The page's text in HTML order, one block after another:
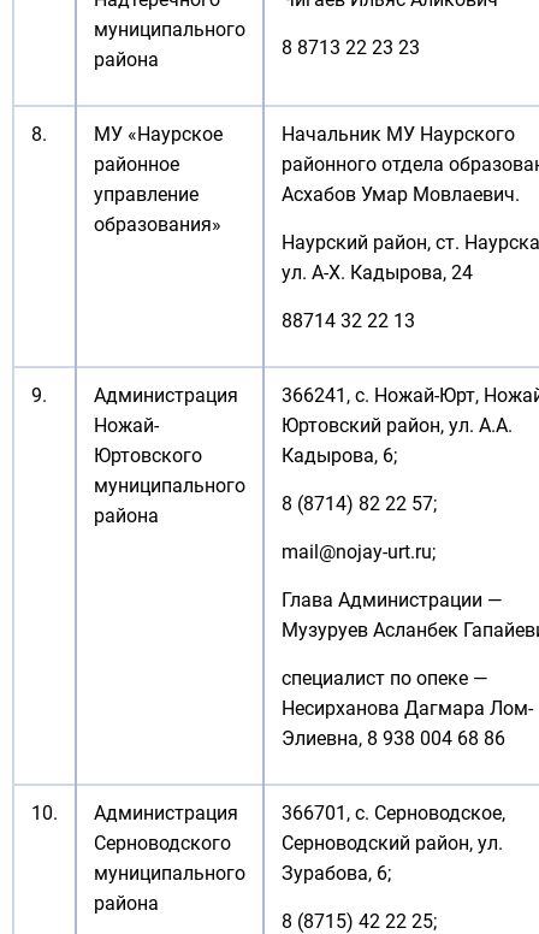
муниципального
района
8 8713 22 23 23
8.
МУ «Наурское
районное
управление
образования»
Начальник МУ Наурского
районного отдела
Асхабов Умар Мовлаевич.
Наурский район, ст.
ул. А-Х. Кадырова, 24
88714 32 22 13
9.
Администрация
Ножай-
Юртовского
муниципального
района
366241, с. Ножай-Юрт,
Юртовский район, ул. А.А.
Кадырова, 6;
8 (8714) 82 22 57;
mail@nojay-urt.ru;
Глава Администрации —
Музуруев Асланбек
специалист по опеке —
Несирханова Дагмара Лом-
Элиевна, 8 938 004 68 86
10.
Администрация
Серноводского
муниципального
района
366701, с. Серноводское,
Серноводский район, ул.
Зурабова, 6;
8 (8715) 42 22 25;